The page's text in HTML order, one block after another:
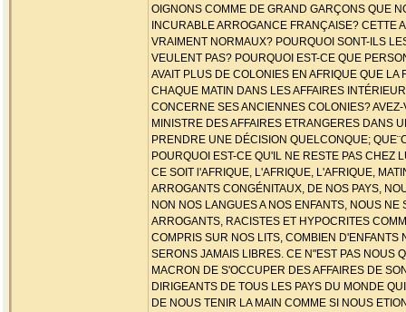
OIGNONS COMME DE GRAND GARÇONS QUE
INCURABLE ARROGANCE FRANÇAISE? CETTE
VRAIMENT NORMAUX? POURQUOI SONT-ILS
VEULENT PAS? POURQUOI EST-CE QUE
AVAIT PLUS DE COLONIES EN AFRIQUE QUE
CHAQUE MATIN DANS LES AFFAIRES
CONCERNE SES ANCIENNES COLONIES?
MINISTRE DES AFFAIRES ETRANGERES DANS
PRENDRE UNE DÉCISION QUELCONQUE;
POURQUOI EST-CE QU'IL NE RESTE PAS CHEZ
CE SOIT l'AFRIQUE, L'AFRIQUE, L'AFRIQUE,
ARROGANTS CONGÉNITAUX, DE NOS PAYS,
NON NOS LANGUES A NOS ENFANTS, NOUS
ARROGANTS, RACISTES ET HYPOCRITES
COMPRIS SUR NOS LITS, COMBIEN
SERONS JAMAIS LIBRES. CE N"EST PAS NOUS
MACRON DE S'OCCUPER DES AFFAIRES DE
DIRIGEANTS DE TOUS LES PAYS DU MONDE
DE NOUS TENIR LA MAIN COMME SI NOUS